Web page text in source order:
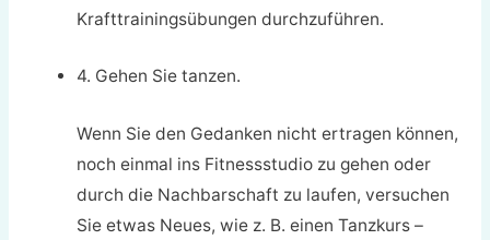
Krafttrainingsübungen durchzuführen.
4. Gehen Sie tanzen.
Wenn Sie den Gedanken nicht ertragen können,
noch einmal ins Fitnessstudio zu gehen oder
durch die Nachbarschaft zu laufen, versuchen
Sie etwas Neues, wie z. B. einen Tanzkurs –